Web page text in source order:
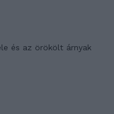
és az örökölt árnyak